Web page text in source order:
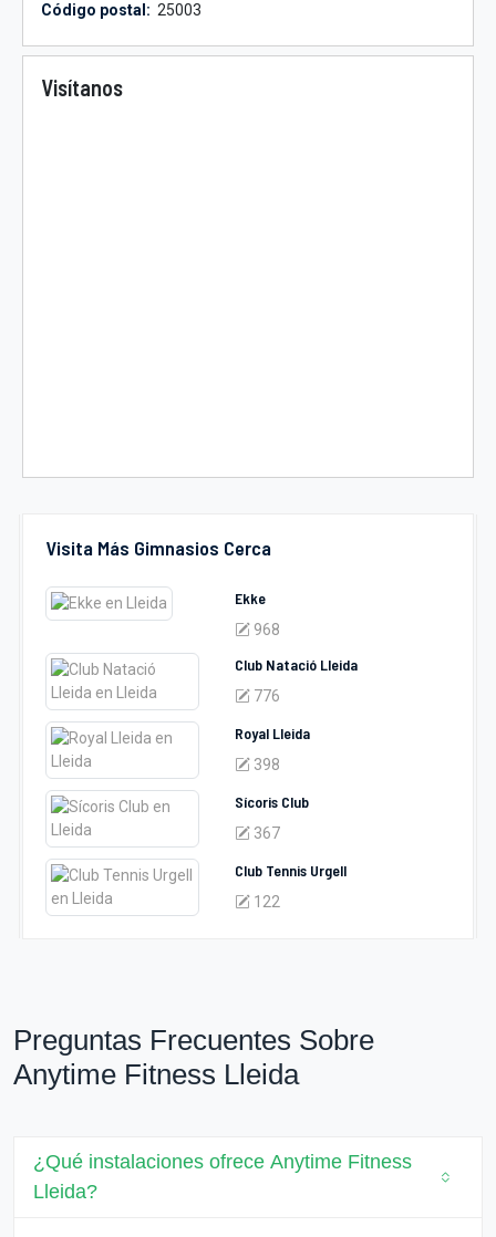
Visita Más Gimnasios Cerca
Ekke
968
Club Natació Lleida
776
Royal Lleida
398
Sícoris Club
367
Club Tennis Urgell
122
Código postal: 25003
Visítanos
Preguntas Frecuentes Sobre
Anytime Fitness Lleida
¿Qué instalaciones ofrece Anytime Fitness
Lleida?